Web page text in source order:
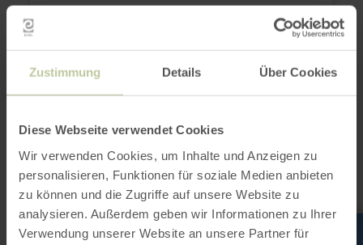
Zustimmung Details Über Cookies
Diese Webseite verwendet Cookies
Wir verwenden Cookies, um Inhalte und Anzeigen zu
personalisieren, Funktionen für soziale Medien anbieten
zu können und die Zugriffe auf unsere Website zu
analysieren. Außerdem geben wir Informationen zu Ihrer
Verwendung unserer Website an unsere Partner für
Show on map
This might also be
interesting
learn
more